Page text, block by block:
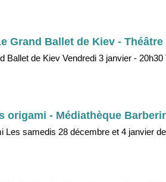
Grand Ballet de Kiev -
Ballet de Kiev Vendredi 3 janvier -
origami - Médiathèque
Les samedis 28 décembre et 4 janvier